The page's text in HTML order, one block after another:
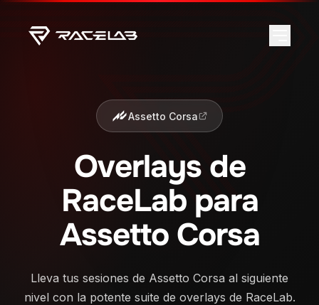
Assetto Corsa
Overlays de
RaceLab para
Assetto Corsa
Lleva tus sesiones de Assetto Corsa al siguiente
nivel con la potente suite de overlays de RaceLab.